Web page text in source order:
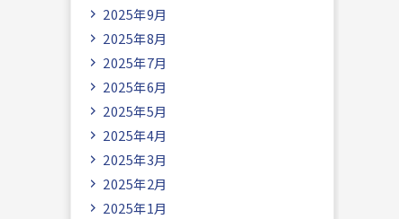
2025年9月
2025年8月
2025年7月
2025年6月
2025年5月
2025年4月
2025年3月
2025年2月
2025年1月